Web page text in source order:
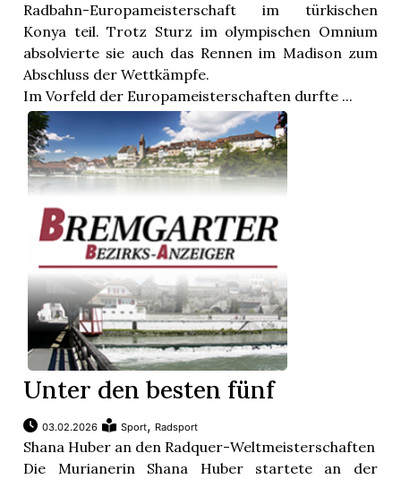
Radbahn-Europameisterschaft im türkischen
Konya teil. Trotz Sturz im olympischen Omnium
absolvierte sie auch das Rennen im Madison zum
Abschluss der Wettkämpfe.
Im Vorfeld der Europameisterschaften durfte ...
Unter den besten fünf
03.02.2026 Sport, Radsport
Shana Huber an den Radquer-Weltmeisterschaften
Die Murianerin Shana Huber startete an der